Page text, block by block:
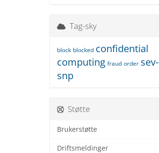
Tag-sky
block blocked confidential
computing fraud order sev-
snp
Støtte
Brukerstøtte
Driftsmeldinger